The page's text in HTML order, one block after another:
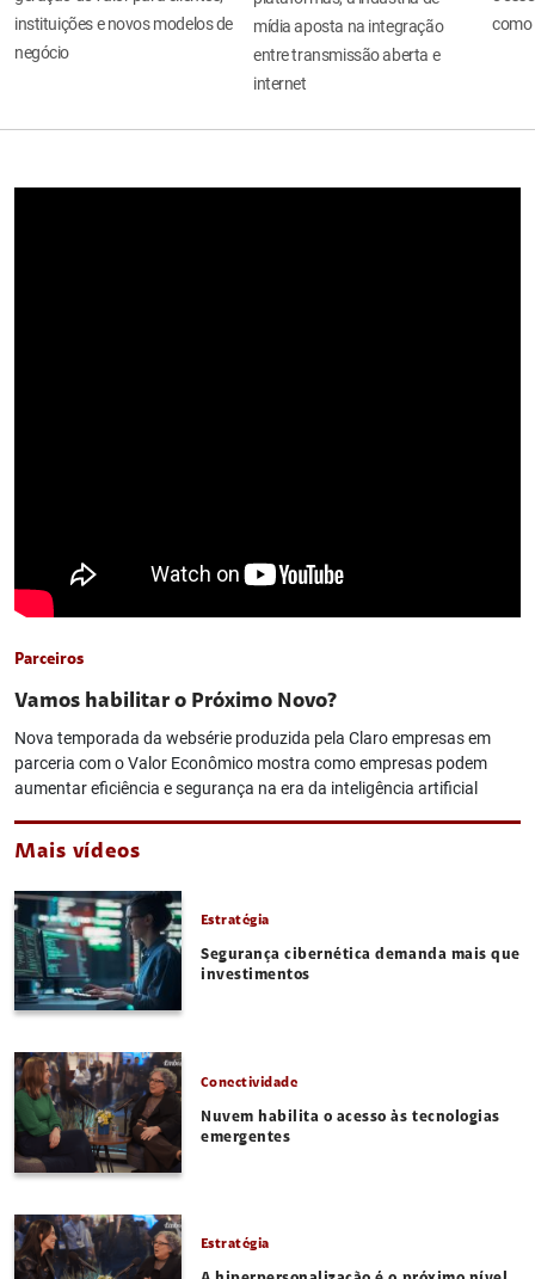
instituições e novos modelos de
negócio
mídia aposta na integração
entre transmissão aberta e
internet
como
Parceiros
Vamos habilitar o Próximo Novo?
Nova temporada da websérie produzida pela Claro empresas em
parceria com o Valor Econômico mostra como empresas podem
aumentar eficiência e segurança na era da inteligência artificial
Mais vídeos
Estratégia
Segurança cibernética demanda mais que
investimentos
Conectividade
Nuvem habilita o acesso às tecnologias
emergentes
Estratégia